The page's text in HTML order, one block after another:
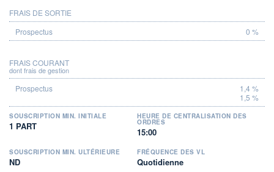
FRAIS DE SORTIE
0 %
FRAIS COURANT
dont frais de gestion
1,4 %
1,5 %
SOUSCRIPTION MIN. INITIALE
1 PART
HEURE DE CENTRALISATION DES
ORDRES
15:00
SOUSCRIPTION MIN. ULTÉRIEURE
ND
FRÉQUENCE DES VL
Quotidienne